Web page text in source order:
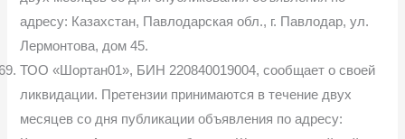
адресу: Казахстан, Павлодарская обл., г. Павлодар, ул.
Лермонтова, дом 45.
ТОО «Шортан01», БИН 220840019004, сообщает о своей
ликвидации. Претензии принимаются в течение двух
месяцев со дня публикации объявления по адресу: